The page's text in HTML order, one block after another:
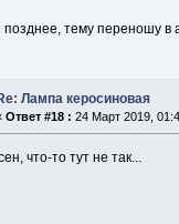
тему переношу в
Лампа керосиновая
Ответ #18 : 24 Март 2019,
что-то тут не так...